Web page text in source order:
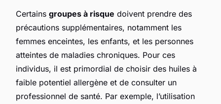
Certains groupes à risque doivent prendre des
précautions supplémentaires, notamment les
femmes enceintes, les enfants, et les personnes
atteintes de maladies chroniques. Pour ces
individus, il est primordial de choisir des huiles à
faible potentiel allergène et de consulter un
professionnel de santé. Par exemple, l’utilisation